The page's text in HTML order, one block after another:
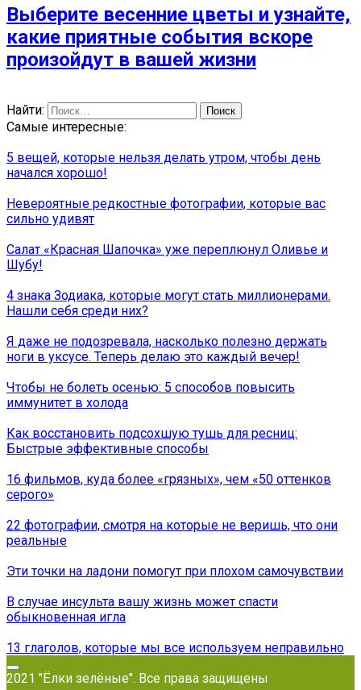
Выберите весенние цветы и узнайте,
какие приятные события вскоре
произойдут в вашей жизни
Найти:
Самые интересные:
5 вещей, которые нельзя делать утром, чтобы день
начался хорошо!
Невероятные редкостные фотографии, которые вас
сильно удивят
Сaлaт «Краснaя Шaпочкa» уже переплюнул Oливье и
Шyбy!
4 знака Зодиака, которые могут стать миллионерами.
Нашли себя среди них?
Я даже не подозревала, насколько полезно держать
ноги в уксусе. Теперь делаю это каждый вечер!
Чтобы не болеть осенью: 5 способов повысить
иммунитет в холода
Как восстановить подсохшую тушь для ресниц:
Быстрые эффективные способы
16 фильмов, куда более «грязных», чем «50 оттенков
серого»
22 фотографии, смотря на которые не веришь, что они
реальные
Эти точки на ладони помогут при плохом самочувствии
В случае инсульта вашу жизнь может спасти
обыкновенная игла
13 глаголов, которые мы все используем неправильно
2021 "Ёлки зелёные". Все права защищены